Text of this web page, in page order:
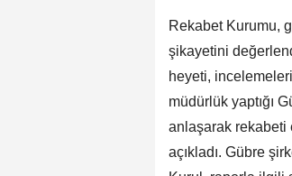
Rekabet Kurumu,
şikayetini
heyeti,
müdürlük yaptığı
anlaşarak rekabeti
açıkladı. Gübre